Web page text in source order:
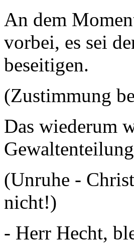
An dem
vorbei, es sei
beseitigen.
(Zustimmung
Das wiederum
(Unruhe -
nicht!)
- Herr Hecht,